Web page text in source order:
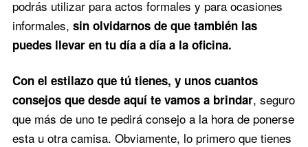
podrás utilizar para actos formales y para ocasiones
informales, sin olvidarnos de que también las
puedes llevar en tu día a día a la oficina.
Con el estilazo que tú tienes, y unos cuantos
consejos que desde aquí te vamos a brindar, seguro
que más de uno te pedirá consejo a la hora de ponerse
esta u otra camisa. Obviamente, lo primero que tienes